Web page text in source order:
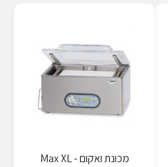
מכונת ואקום - Max XL